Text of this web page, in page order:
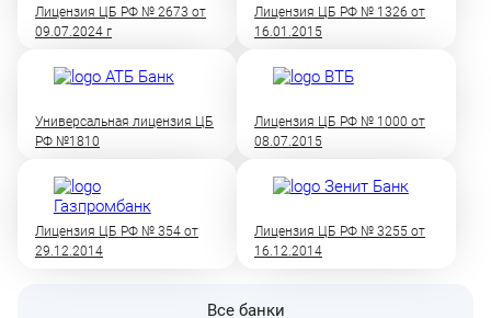
Лицензия ЦБ РФ № 2673 от
09.07.2024 г
Лицензия ЦБ РФ № 1326 от
16.01.2015
Универсальная лицензия ЦБ
РФ №1810
Лицензия ЦБ РФ № 1000 от
08.07.2015
Лицензия ЦБ РФ № 354 от
29.12.2014
Лицензия ЦБ РФ № 3255 от
16.12.2014
Все банки